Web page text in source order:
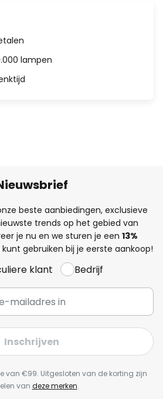
lampen
beste aanbiedingen, exclusieve
trends op het gebied van
je nu en we sturen je een 13%
gebruiken bij je eerste aankoop!
klant Bedrijf
Inschrijven
van €99. Uitgesloten van de korting zijn
van deze merken.